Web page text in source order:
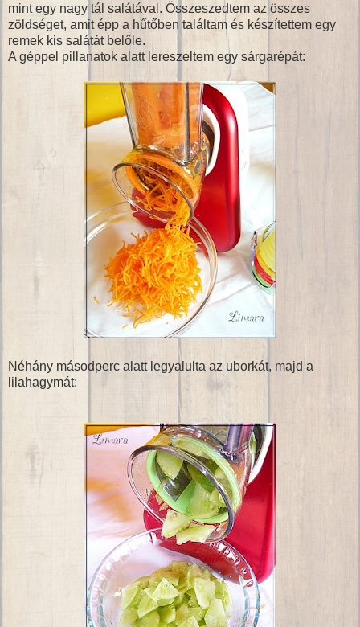
mint egy nagy tál salátával. Összeszedtem az összes
zöldséget, amit épp a hűtőben találtam és készítettem egy
remek kis salátát belőle.
A géppel pillanatok alatt lereszeltem egy sárgarépát:
Néhány másodperc alatt legyalulta az uborkát, majd a
lilahagymát: